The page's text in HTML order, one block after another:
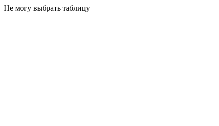
Не могу выбрать таблицу